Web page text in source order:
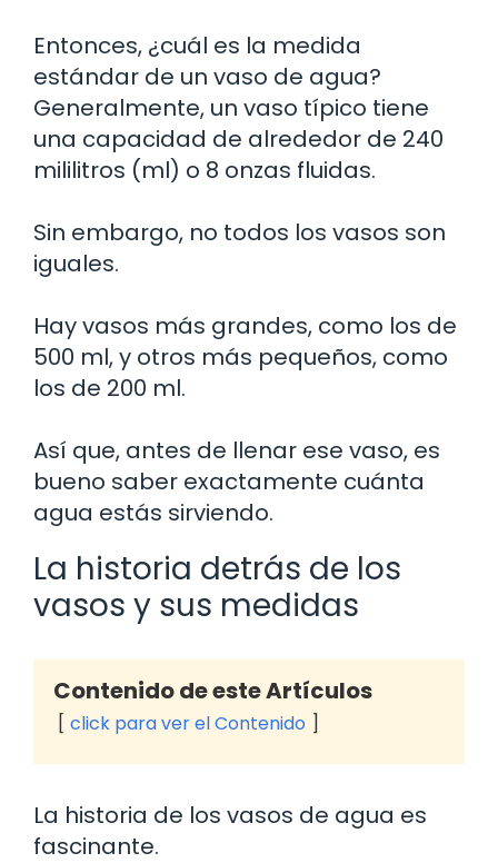
Entonces, ¿cuál es la medida
estándar de un vaso de agua?
Generalmente, un vaso típico tiene
una capacidad de alrededor de 240
mililitros (ml) o 8 onzas fluidas.
Sin embargo, no todos los vasos son
iguales.
Hay vasos más grandes, como los de
500 ml, y otros más pequeños, como
los de 200 ml.
Así que, antes de llenar ese vaso, es
bueno saber exactamente cuánta
agua estás sirviendo.
La historia detrás de los
vasos y sus medidas
Contenido de este Artículos
click para ver el Contenido
La historia de los vasos de agua es
fascinante.